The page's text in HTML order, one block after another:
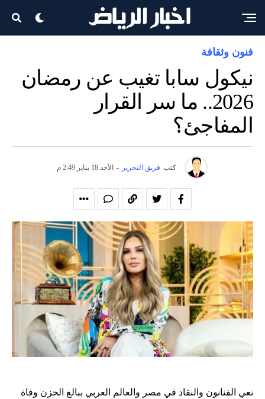
فنون وثقافة
نيكول سابا تغيب عن رمضان
2026.. ما سر القرار
المفاجئ؟
كتب فريق التحرير - الأحد 18 يناير 2:49 م
نعي الفنانون والنقاد في مصر والعالم العربي ببالغ الحزن وفاة